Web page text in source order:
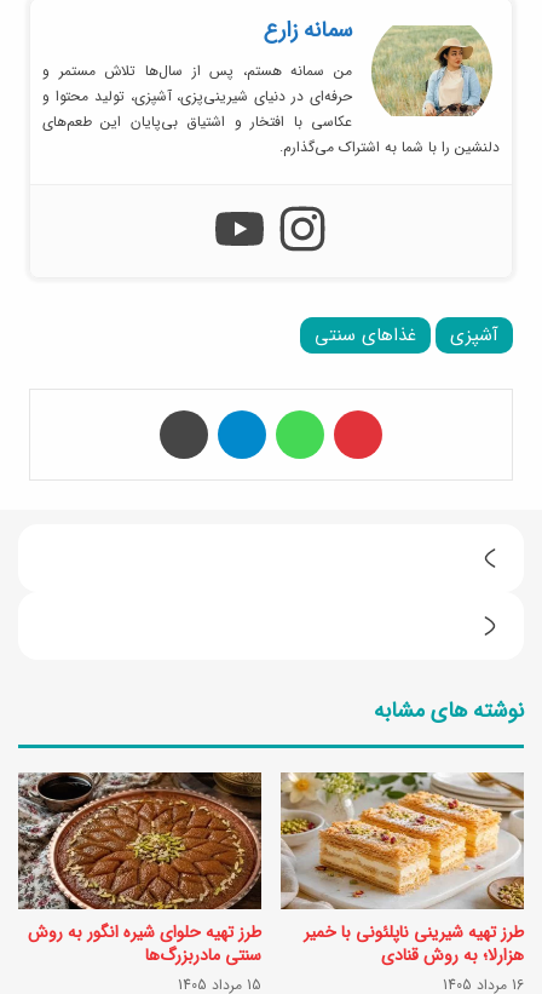
سمانه زارع
من سمانه هستم، پس از سال‌ها تلاش مستمر و
حرفه‌ای در دنیای شیرینی‌پزی، آشپزی، تولید محتوا و
عکاسی با افتخار و اشتیاق بی‌پایان این طعم‌های
دلنشین را با شما به اشتراک می‌گذارم.
آشپزی غذاهای سنتی
3
و
ش
ط
ر
ز
ت
ه
ی
ج
ه
س
ب
ز
و
نوشته های مشابه
طرز تهیه شیرینی ناپلئونی با خمیر
هزارلا؛ به روش قنادی
16 مرداد 1405
طرز تهیه حلوای شیره انگور به روش
سنتی مادربزرگ‌ها
15 مرداد 1405